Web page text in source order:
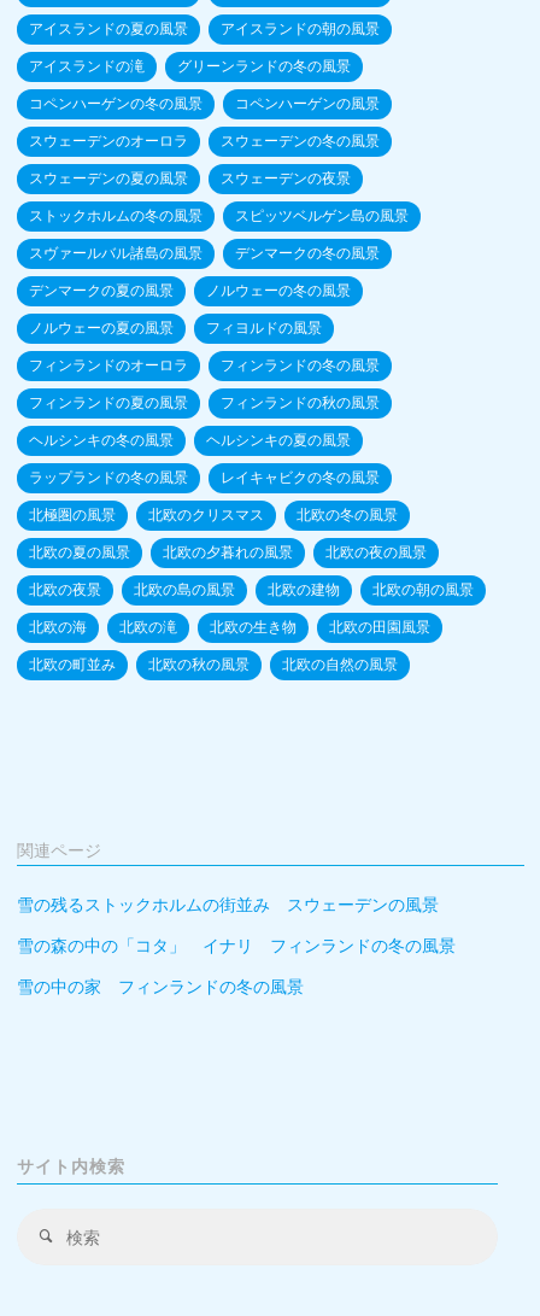
アイスランドの夏の風景 アイスランドの朝の風景
アイスランドの滝 グリーンランドの冬の風景
コペンハーゲンの冬の風景 コペンハーゲンの風景
スウェーデンのオーロラ スウェーデンの冬の風景
スウェーデンの夏の風景 スウェーデンの夜景
ストックホルムの冬の風景 スピッツベルゲン島の風景
スヴァールバル諸島の風景 デンマークの冬の風景
デンマークの夏の風景 ノルウェーの冬の風景
ノルウェーの夏の風景 フィヨルドの風景
フィンランドのオーロラ フィンランドの冬の風景
フィンランドの夏の風景 フィンランドの秋の風景
ヘルシンキの冬の風景 ヘルシンキの夏の風景
ラップランドの冬の風景 レイキャビクの冬の風景
北極圏の風景 北欧のクリスマス 北欧の冬の風景
北欧の夏の風景 北欧の夕暮れの風景 北欧の夜の風景
北欧の夜景 北欧の島の風景 北欧の建物 北欧の朝の風景
北欧の海 北欧の滝 北欧の生き物 北欧の田園風景
北欧の町並み 北欧の秋の風景 北欧の自然の風景
関連ページ
雪の残るストックホルムの街並み スウェーデンの風景
雪の森の中の「コタ」 イナリ フィンランドの冬の風景
雪の中の家 フィンランドの冬の風景
サイト内検索
検